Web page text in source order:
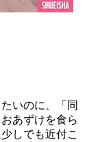
いのに、「同
あずけを食ら
しでも近付こ